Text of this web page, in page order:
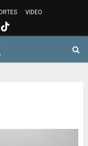
VIDEO